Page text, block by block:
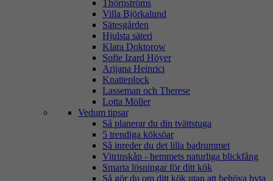
Thörnströms
Villa Björkalund
Sätesgården
Hjulsta säteri
Klara Doktorow
Sofie Izard Höyer
Arijana Heinrici
Knatteplock
Lasseman och Therese
Lotta Möller
Vedum tipsar
Så planerar du din tvättstuga
5 trendiga köksöar
Så inreder du det lilla badrummet
Vitrinskåp - hemmets naturliga blickfång
Smarta lösningar för ditt kök
Så gör du om ditt kök utan att behöva byta